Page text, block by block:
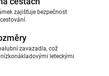
zajišťuje bezpečnost
zavazadla, což
leteckými